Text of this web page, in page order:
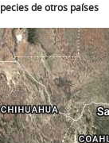
de otros países